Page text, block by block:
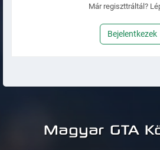
Már regiszttráltál?
Bejelentkezek
Magyar GTA